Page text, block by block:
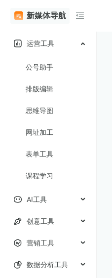
新媒体导航
运营工具
公号助手
排版编辑
思维导图
网址加工
表单工具
课程学习
AI工具
创意工具
营销工具
数据分析工具